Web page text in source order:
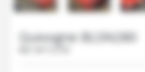
QuivogneBLSN280
M112733